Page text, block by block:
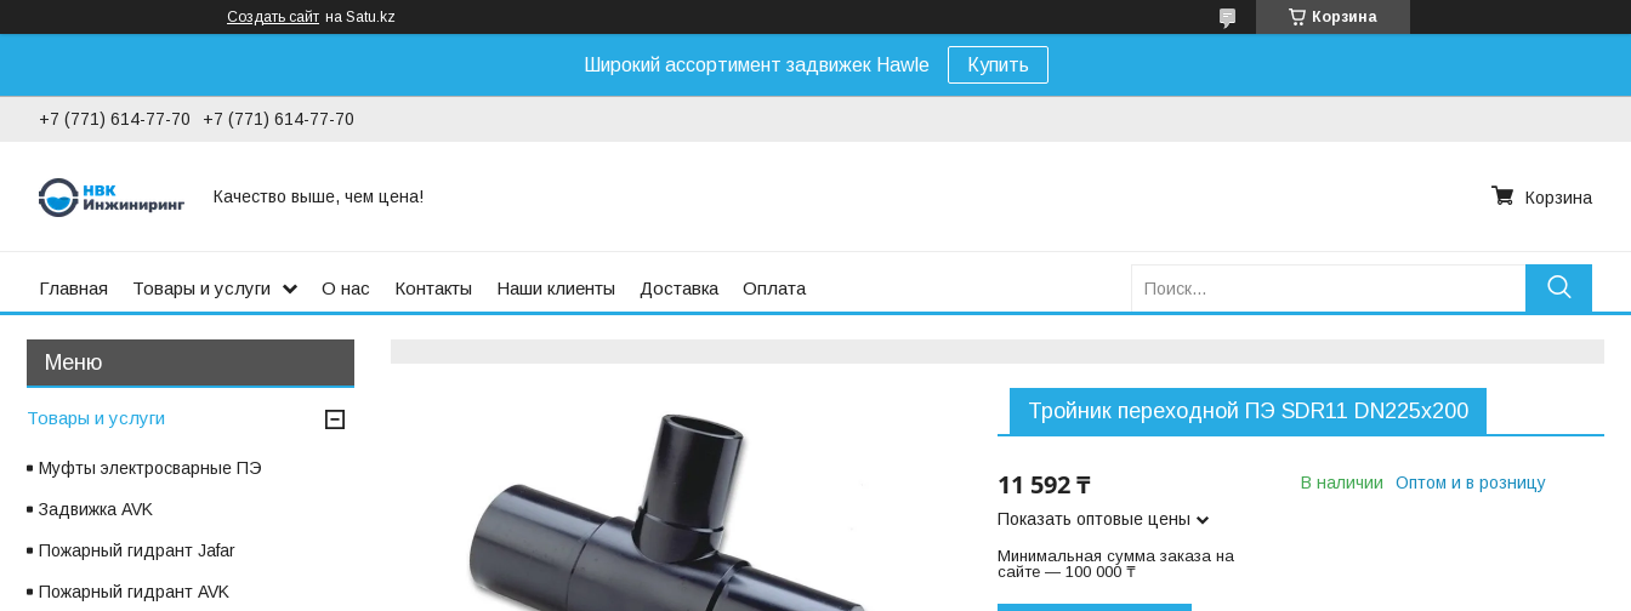
Создать сайт на Satu.kz Корзина
Широкий ассортимент задвижек Hawle Купить
+7 (771) 614-77-70 +7 (771) 614-77-70
Качество выше, чем цена! Корзина
Главная Товары и услуги О нас Контакты Наши клиенты Доставка Оплата
Тройник переходной ПЭ SDR11 DN225х200
11 592 ₸
Показать оптовые цены
Минимальная сумма заказа на
сайте — 100 000 ₸
В наличии Оптом и в розницу
Товары и услуги
Муфты электросварные ПЭ
Задвижка AVK
Пожарный гидрант Jafar
Пожарный гидрант AVK